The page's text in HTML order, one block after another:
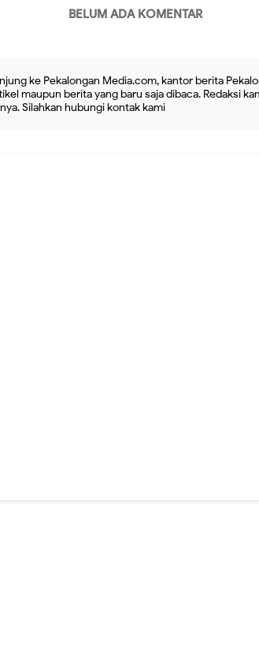
BELUM ADA KOMENTAR
ke Pekalongan Media.com, kantor berita
maupun berita yang baru saja dibaca. Redaksi
Silahkan hubungi kontak kami